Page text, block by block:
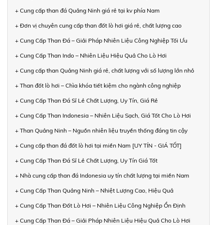
+ Cung cấp than đá Quảng Ninh giá rẻ tại kv phía Nam
+ Đơn vị chuyên cung cấp than đốt lò hơi giá rẻ, chất lượng cao
+ Cung Cấp Than Đá – Giải Pháp Nhiên Liệu Công Nghiệp Tối Ưu
+ Cung Cấp Than Indo – Nhiên Liệu Hiệu Quả Cho Lò Hơi
+ Cung cấp than Quảng Ninh giá rẻ, chất lượng với số lượng lớn nhỏ
+ Than đốt lò hơi – Chìa khóa tiết kiệm cho ngành công nghiệp
+ Cung Cấp Than Đá Sỉ Lẻ Chất Lượng, Uy Tín, Giá Rẻ
+ Cung Cấp Than Indonesia – Nhiên Liệu Sạch, Giá Tốt Cho Lò Hơi
+ Than Quảng Ninh – Nguồn nhiên liệu truyền thống đáng tin cậy
+ Cung cấp than đá đốt lò hơi tại miền Nam [UY TÍN - GIÁ TỐT]
+ Cung Cấp Than Đá Sỉ Lẻ Chất Lượng, Uy Tín Giá Tốt
+ Nhà cung cấp than đá Indonesia uy tín chất lượng tại miền Nam
+ Cung Cấp Than Quảng Ninh – Nhiệt Lượng Cao, Hiệu Quả
+ Cung Cấp Than Đốt Lò Hơi – Nhiên Liệu Công Nghiệp Ổn Định
+ Cung Cấp Than Đá – Giải Pháp Nhiên Liệu Hiệu Quả Cho Lò Hơi